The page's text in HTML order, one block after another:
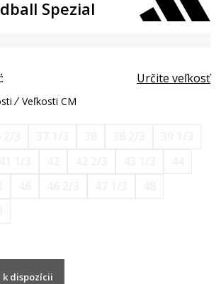
Spezial
Určite veľkosť
Veľkosti CM
k dispozícii